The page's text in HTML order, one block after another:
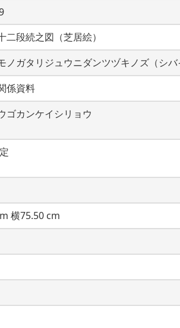
二段続之図（芝居絵）
ノガタリジュウニダンツヅキノズ（シバ
係資料
ゴカンケイシリョウ
横75.50 cm